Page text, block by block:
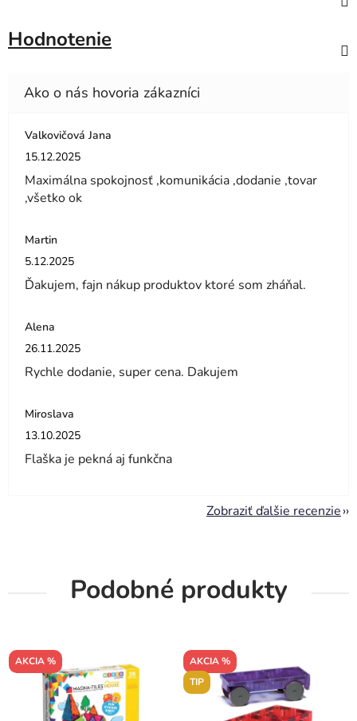
Hodnotenie
Valkovičová Jana
Hodnotenie obchodu je 5 z 5 hviezdičiek.
15.12.2025
Maximálna spokojnosť ,komunikácia ,dodanie ,tovar
,všetko ok
Martin
Hodnotenie obchodu je 5 z 5 hviezdičiek.
5.12.2025
Ďakujem, fajn nákup produktov ktoré som zháňal.
Alena
Hodnotenie obchodu je 5 z 5 hviezdičiek.
26.11.2025
Rychle dodanie, super cena. Dakujem
Miroslava
Hodnotenie obchodu je 5 z 5 hviezdičiek.
13.10.2025
Flaška je pekná aj funkčna
Zobraziť ďalšie recenzie
Podobné produkty
AKCIA %
AKCIA %
TIP